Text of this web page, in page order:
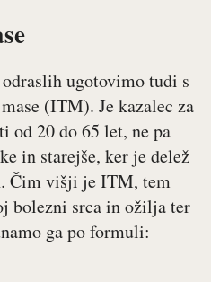
ugotovimo tudi s
(ITM). Je kazalec za
od 20 do 65 let, ne pa
in starejše, ker je delež
Čim višji je ITM, tem
bolezni srca in ožilja ter
ga po formuli: